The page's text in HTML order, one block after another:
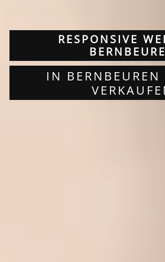
RESPONSIVE
IN